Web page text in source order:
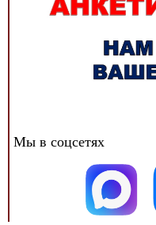
Мы в соцсетях